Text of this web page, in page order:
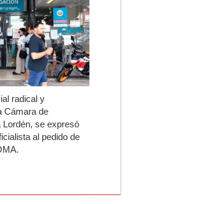
radical y
Cámara de
Lordén, se expresó
al pedido de